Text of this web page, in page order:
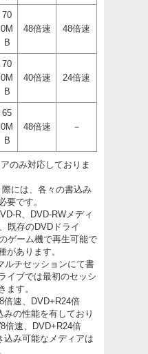
70
0M
B
48倍速 48倍速
70
0M
B
40倍速 24倍速
65
0M
B
48倍速 －
のみ対応しておりま
には、各々の書込み
要です。
R、DVD-RWメディ
既存のDVDドライ
ゲーム機で再生可能で
があります。
ルチセッションにて書
イブでは最初のセッシ
ます。
速、DVD+R24倍
の性能を有しており
倍速、DVD+R24倍
込み可能なメディアは